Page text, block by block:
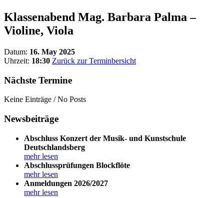
Klassenabend Mag. Barbara Palma –
Violine, Viola
Datum: 16. May 2025
Uhrzeit: 18:30 Zurück zur Terminbersicht
Nächste Termine
Keine Einträge / No Posts
Newsbeiträge
Abschluss Konzert der Musik- und Kunstschule
Deutschlandsberg
mehr lesen
Abschlussprüfungen Blockflöte
mehr lesen
Anmeldungen 2026/2027
mehr lesen